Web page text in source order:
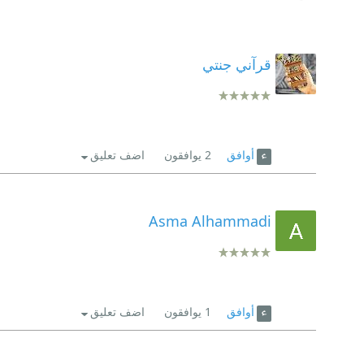
قرآني جنتي
أوافق 2 يوافقون اضف تعليق
Asma Alhammadi
أوافق 1 يوافقون اضف تعليق